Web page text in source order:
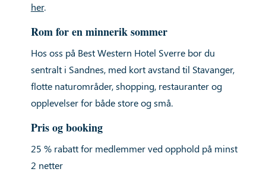
her.
Rom for en minnerik sommer
Hos oss på Best Western Hotel Sverre bor du
sentralt i Sandnes, med kort avstand til Stavanger,
flotte naturområder, shopping, restauranter og
opplevelser for både store og små.
Pris og booking
25 % rabatt for medlemmer ved opphold på minst
2 netter